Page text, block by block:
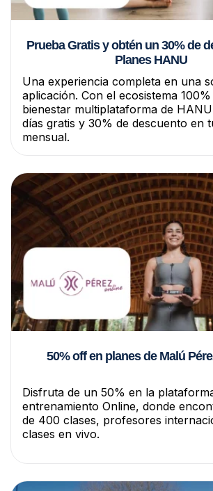
Prueba Gratis y obtén un 30% de
Planes HANU
Una experiencia completa en una
aplicación. Con el ecosistema
bienestar multiplataforma de
días gratis y 30% de descuento en
mensual.
50% off en planes de Malú
Disfruta de un 50% en la
entrenamiento Online, donde
de 400 clases, profesores
clases en vivo.